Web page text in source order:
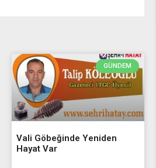
GÜNDEM
Vali Göbeğinde Yeniden
Hayat Var